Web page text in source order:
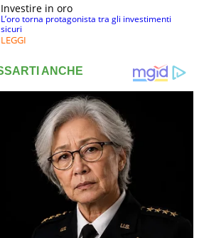
Investire in oro
L’oro torna protagonista tra gli investimenti
sicuri
LEGGI